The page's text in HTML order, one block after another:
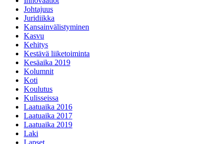
Johtajuus
Juridiikka
Kansainvälistyminen
Kasvu
Kehitys
Kestävä liiketoiminta
Kesäaika 2019
Kolumnit
Koti
Koulutus
Kulisseissa
Laatuaika 2016
Laatuaika 2017
Laatuaika 2019
Laki